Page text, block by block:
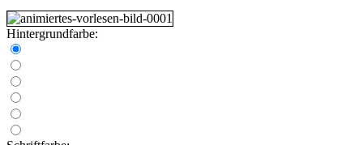
Hintergrundfarbe: